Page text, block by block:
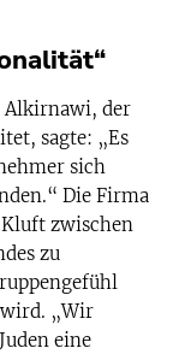
Alkirnawi, der
sagte: „Es
sich
Die Firma
zwischen
zu
„Wir
eine